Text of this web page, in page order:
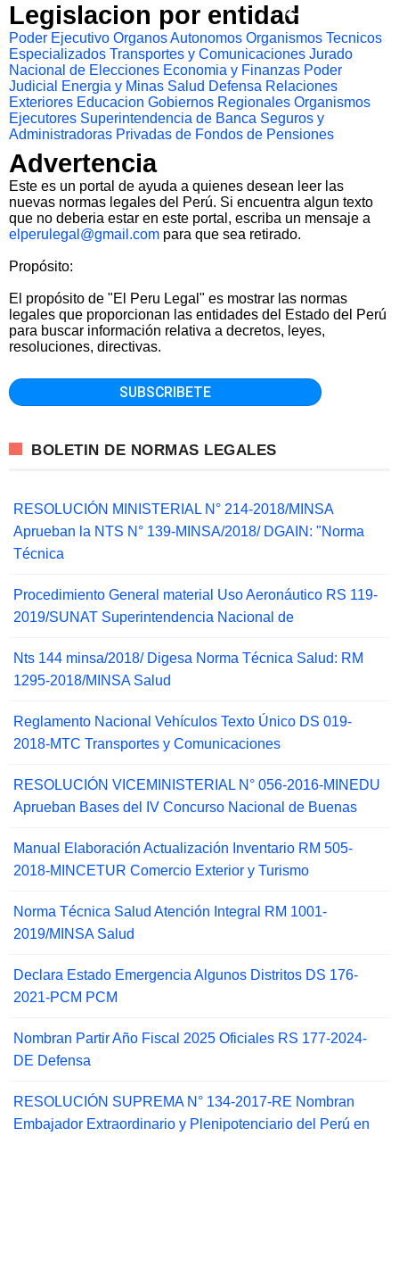
Legislacion por entidad
Poder Ejecutivo Organos Autonomos Organismos Tecnicos
Especializados Transportes y Comunicaciones Jurado
Nacional de Elecciones Economia y Finanzas Poder
Judicial
Energia y Minas Salud Defensa Relaciones
Exteriores Educacion Gobiernos Regionales Organismos
Ejecutores Superintendencia de Banca Seguros y
Administradoras Privadas de Fondos de Pensiones
Advertencia
Este es un portal de ayuda a quienes desean leer las
nuevas normas legales del Perú. Si encuentra algun texto
que no deberia estar en este portal, escriba un mensaje a
elperulegal@gmail.com para que sea retirado.
Propósito:
El propósito de "El Peru Legal" es mostrar las normas
legales que proporcionan las entidades del Estado del Perú
para buscar información relativa a decretos, leyes,
resoluciones, directivas.
BOLETIN DE NORMAS LEGALES
RESOLUCIÓN MINISTERIAL N° 214-2018/MINSA
Aprueban la NTS N° 139-MINSA/2018/ DGAIN: "Norma
Técnica
Procedimiento General material Uso Aeronáutico RS 119-
2019/SUNAT Superintendencia Nacional de
Nts 144 minsa/2018/ Digesa Norma Técnica Salud: RM
1295-2018/MINSA Salud
Reglamento Nacional Vehículos Texto Único DS 019-
2018-MTC Transportes y Comunicaciones
RESOLUCIÓN VICEMINISTERIAL N° 056-2016-MINEDU
Aprueban Bases del IV Concurso Nacional de Buenas
Manual Elaboración Actualización Inventario RM 505-
2018-MINCETUR Comercio Exterior y Turismo
Norma Técnica Salud Atención Integral RM 1001-
2019/MINSA Salud
Declara Estado Emergencia Algunos Distritos DS 176-
2021-PCM PCM
Nombran Partir Año Fiscal 2025 Oficiales RS 177-2024-
DE Defensa
RESOLUCIÓN SUPREMA N° 134-2017-RE Nombran
Embajador Extraordinario y Plenipotenciario del Perú en